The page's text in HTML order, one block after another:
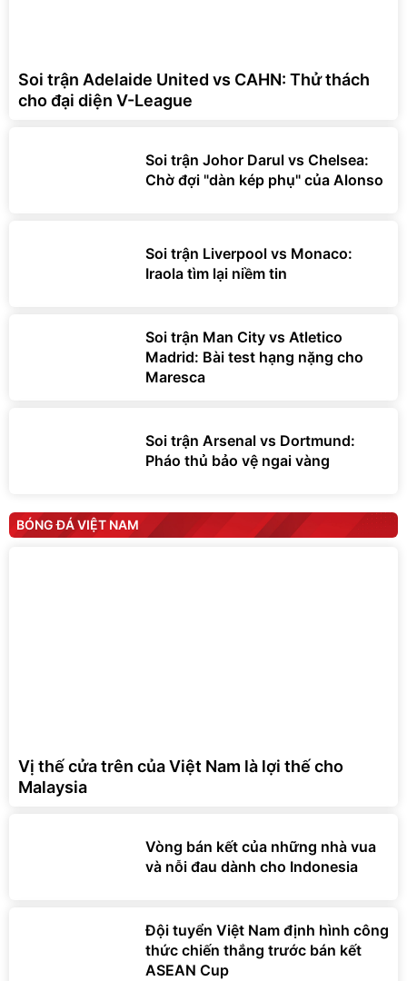
Soi trận Adelaide United vs CAHN: Thử thách
cho đại diện V-League
Soi trận Johor Darul vs Chelsea:
Chờ đợi "dàn kép phụ" của Alonso
Soi trận Liverpool vs Monaco:
Iraola tìm lại niềm tin
Soi trận Man City vs Atletico
Madrid: Bài test hạng nặng cho
Maresca
Soi trận Arsenal vs Dortmund:
Pháo thủ bảo vệ ngai vàng
BÓNG ĐÁ VIỆT NAM
Vị thế cửa trên của Việt Nam là lợi thế cho
Malaysia
Vòng bán kết của những nhà vua
và nỗi đau dành cho Indonesia
Đội tuyển Việt Nam định hình công
thức chiến thắng trước bán kết
ASEAN Cup